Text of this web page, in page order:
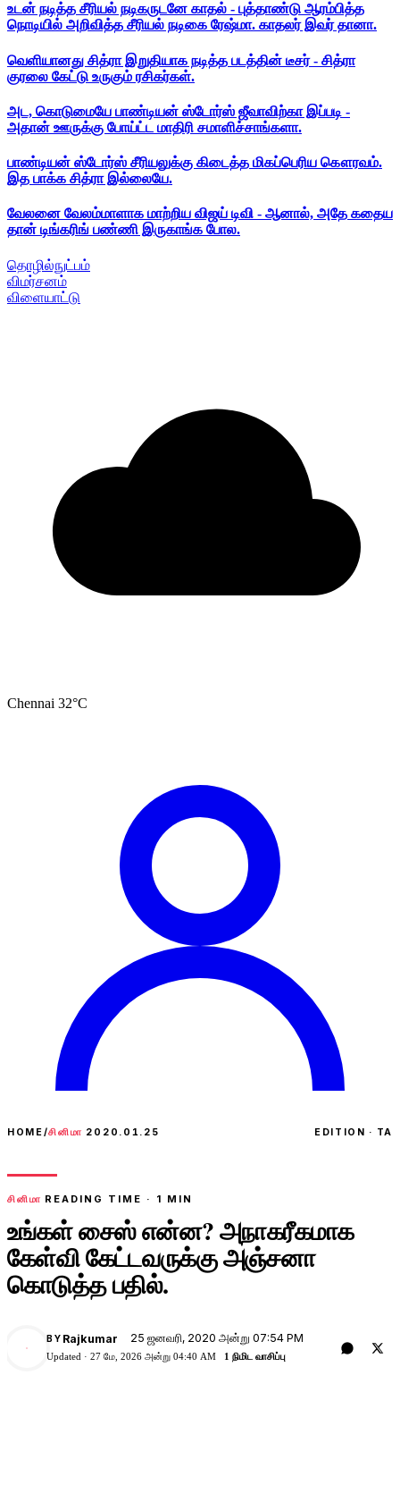
உடன் நடித்த சீரியல் நடிகருடனே காதல் - புத்தாண்டு ஆரம்பித்த
நொடியில் அறிவித்த சீரியல் நடிகை ரேஷ்மா. காதலர் இவர் தானா.
வெளியானது சித்ரா இறுதியாக நடித்த படத்தின் டீசர் - சித்ரா
குரலை கேட்டு உருகும் ரசிகர்கள்.
அட, கொடுமையே பாண்டியன் ஸ்டோர்ஸ் ஜீவாவிற்கா இப்படி -
அதான் ஊருக்கு போய்ட்ட மாதிரி சமாளிச்சாங்களா.
பாண்டியன் ஸ்டோர்ஸ் சீரியலுக்கு கிடைத்த மிகப்பெரிய கௌரவம்.
இத பாக்க சித்ரா இல்லையே.
வேலனை வேலம்மாளாக மாற்றிய விஜய் டிவி - ஆனால், அதே கதைய
தான் டிங்கரிங் பண்ணி இருகாங்க போல.
தொழில்நுட்பம்
விமர்சனம்
விளையாட்டு
Chennai 32°C
HOME/சினிமா 2020.01.25 EDITION · TA
சினிமா READING TIME · 1 MIN
உங்கள் சைஸ் என்ன? அநாகரீகமாக
கேள்வி கேட்டவருக்கு அஞ்சனா
கொடுத்த பதில்.
BY Rajkumar 25 ஜனவரி, 2020 அன்று 07:54 PM
Updated · 27 மே, 2026 அன்று 04:40 AM 1 நிமிட வாசிப்பு